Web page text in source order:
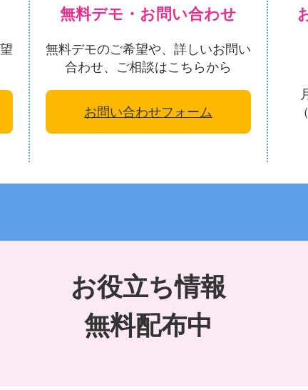
無料デモ・お問い合わせ
無料デモのご希望や、詳しいお問い
合わせ、ご相談はこちらから
お問い合わせフォーム
お役立ち情報
無料配布中